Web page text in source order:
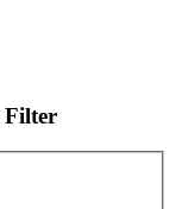
Filter